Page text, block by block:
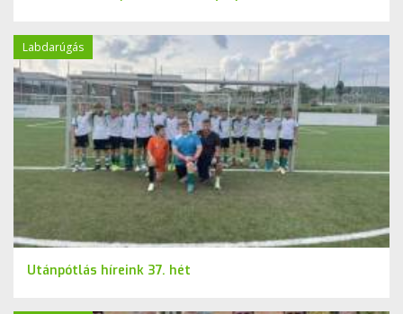
Labdarúgás
Utánpótlás híreink 37. hét